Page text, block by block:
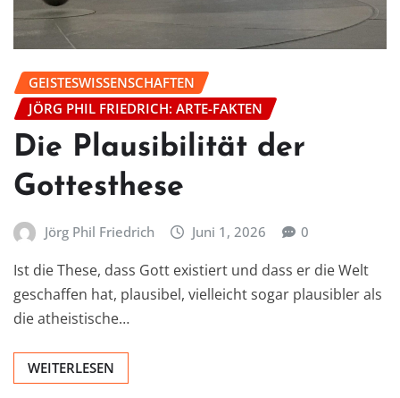
GEISTESWISSENSCHAFTEN
JÖRG PHIL FRIEDRICH: ARTE-FAKTEN
Die Plausibilität der
Gottesthese
Jörg Phil Friedrich Juni 1, 2026 0
Ist die These, dass Gott existiert und dass er die Welt
geschaffen hat, plausibel, vielleicht sogar plausibler als
die atheistische…
WEITERLESEN